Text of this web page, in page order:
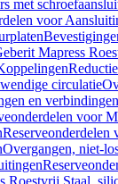
met
voor
Mapress
circulatie
en
voor
Reserveonderdelen
Overgangen, niet-
Roestvrij Staal,